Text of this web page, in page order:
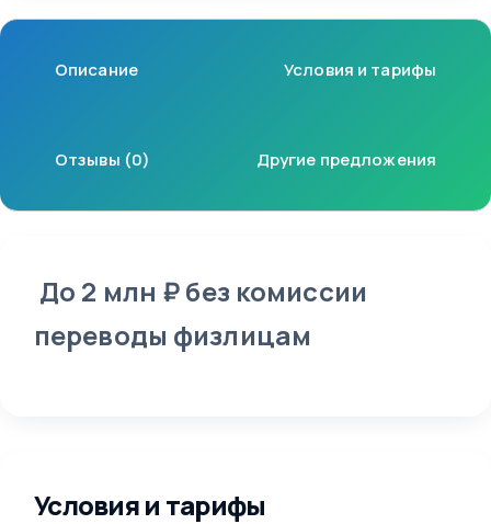
Описание Условия и тарифы
Отзывы (0) Другие предложения
До 2 млн ₽ без комиссии
переводы физлицам
Условия и тарифы